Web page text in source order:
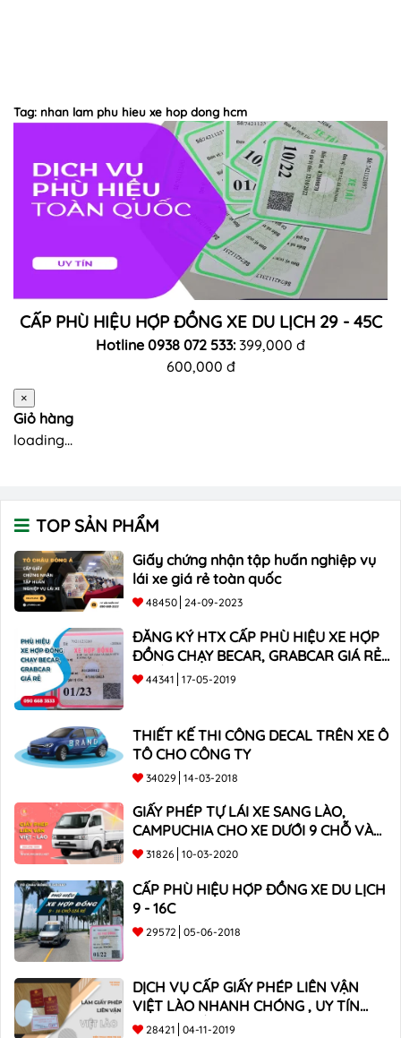
Tag: nhan lam phu hieu xe hop dong hcm
CẤP PHÙ HIỆU HỢP ĐỒNG XE DU LỊCH 29 - 45C
Hotline 0938 072 533:399,000 đ
600,000 đ
×
Giỏ hàng
loading...
TOP SẢN PHẨM
Giấy chứng nhận tập huấn nghiệp vụ
lái xe giá rẻ toàn quốc
48450 24-09-2023
ĐĂNG KÝ HTX CẤP PHÙ HIỆU XE HỢP
ĐỒNG CHẠY BECAR, GRABCAR GIÁ RẺ
NHẤT
44341 17-05-2019
THIẾT KẾ THI CÔNG DECAL TRÊN XE Ô
TÔ CHO CÔNG TY
34029 14-03-2018
GIẤY PHÉP TỰ LÁI XE SANG LÀO,
CAMPUCHIA CHO XE DƯỚI 9 CHỖ VÀ
XE BÁN TẢI
31826 10-03-2020
CẤP PHÙ HIỆU HỢP ĐỒNG XE DU LỊCH
9 - 16C
29572 05-06-2018
DỊCH VỤ CẤP GIẤY PHÉP LIÊN VẬN
VIỆT LÀO NHANH CHÓNG , UY TÍN
TOÀN QUỐC
28421 04-11-2019